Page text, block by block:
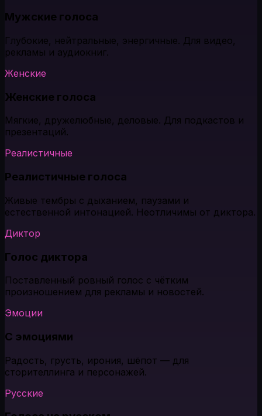
Мужские голоса
Глубокие, нейтральные, энергичные. Для видео,
рекламы и аудиокниг.
Женские
Женские голоса
Мягкие, дружелюбные, деловые. Для подкастов и
презентаций.
Реалистичные
Реалистичные голоса
Живые тембры с дыханием, паузами и
естественной интонацией. Неотличимы от диктора.
Диктор
Голос диктора
Поставленный ровный голос с чётким
произношением для рекламы и новостей.
Эмоции
С эмоциями
Радость, грусть, ирония, шёпот — для
сторителлинга и персонажей.
Русские